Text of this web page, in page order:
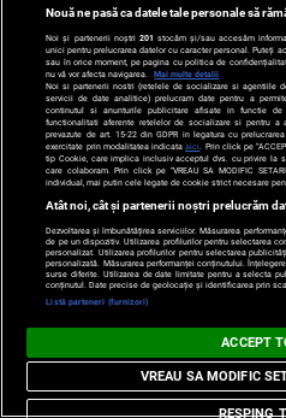
21 de morti
Nouă ne pasă ca datele tale personale să
Noi și partenerii noștri 201 stocăm și/sau accesăm
unici pentru prelucrarea datelor cu caracter personal. Puteți
sau în orice moment, pe pagina cu politica de
nu vă vor afecta navigarea.
Mai multe detalii
Noi si partenerii nostri (retelele de socializare si agentiile
servicii de date analitice) prelucram date pentru a
continutul si anunturile publicitare afisate in functie
functionalitati aferente retelelor de socializare si pentru
prevazute de art. 15-22 din GDPR in legatura cu
exercitate prin modalitatea indicataaici . Prin click pe
tip Cookie, care implica inclusiv acceptul dvs. cu privire la
care colaboram. Prin click pe “VREAU SA MODIFIC
individual, mai putin cele legate de cookie strict necesare
Atât noi, cât și partenerii noștri prelucrăm
Dezvoltarea și îmbunătățirea serviciilor. Măsurarea
de pe un dispozitiv. Utilizarea profilurilor pentru selectarea
personalizat. Utilizarea profilurilor pentru selectarea
personalizată. Măsurarea performanței conținutului.
surse diferite. Utilizarea de date limitate pentru a selecta
conținutul. Date precise de geolocație și identificarea prin
Listă parteneri (furnizori)
ACCEPT
RESPING
VREAU SA MODIFIC